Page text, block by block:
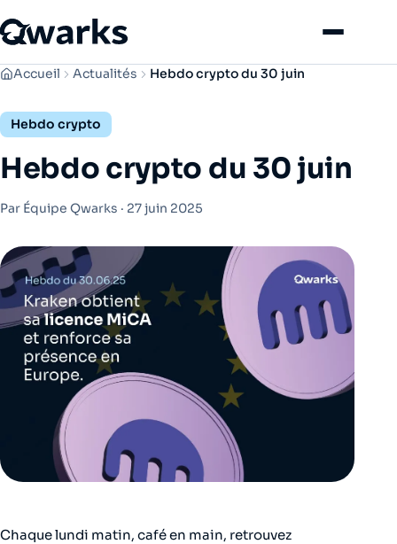
Menu
Accueil Actualités Hebdo crypto du 30 juin
Hebdo crypto
Hebdo crypto du 30 juin
Par Équipe Qwarks · 27 juin 2025
Chaque lundi matin, café en main, retrouvez